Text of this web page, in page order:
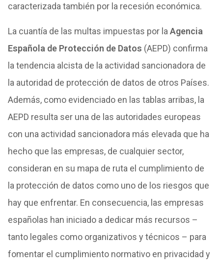
caracterizada también por la recesión económica.
La cuantía de las multas impuestas por la Agencia
Española de Protección de Datos (AEPD) confirma
la tendencia alcista de la actividad sancionadora de
la autoridad de protección de datos de otros Países.
Además, como evidenciado en las tablas arribas, la
AEPD resulta ser una de las autoridades europeas
con una actividad sancionadora más elevada que ha
hecho que las empresas, de cualquier sector,
consideran en su mapa de ruta el cumplimiento de
la protección de datos como uno de los riesgos que
hay que enfrentar. En consecuencia, las empresas
españolas han iniciado a dedicar más recursos –
tanto legales como organizativos y técnicos – para
fomentar el cumplimiento normativo en privacidad y